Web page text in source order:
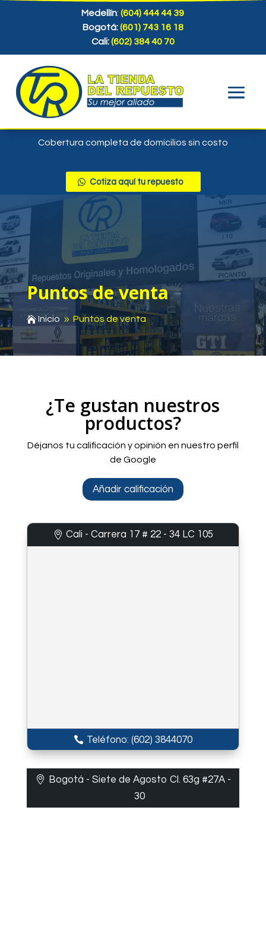
Medellín:(604) 444 44 39
Bogotá:(601) 743 16 18
Cali:(602) 384 40 70
Cobertura completa de domicilios sin costo
Cotiza aquí tu repuesto
Puntos de venta
 Inicio 9 Puntos de venta
¿Te gustan nuestros
productos?
Déjanos tu calificación y opinión en nuestro perfil
de Google
Añadir calificación
Cali - Carrera 17 # 22 - 34 LC 105
Teléfono: (602) 3844070
Bogotá - Siete de Agosto Cl. 63g #27A -
30